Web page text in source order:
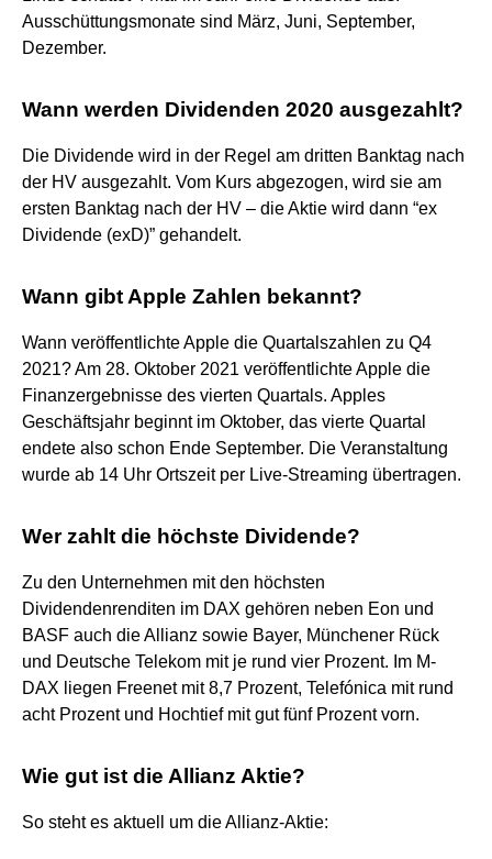
Ausschüttungsmonate sind März, Juni, September,
Dezember.
Wann werden Dividenden 2020 ausgezahlt?
Die Dividende wird in der Regel am dritten Banktag nach
der HV ausgezahlt. Vom Kurs abgezogen, wird sie am
ersten Banktag nach der HV – die Aktie wird dann “ex
Dividende (exD)” gehandelt.
Wann gibt Apple Zahlen bekannt?
Wann veröffentlichte Apple die Quartalszahlen zu Q4
2021? Am 28. Oktober 2021 veröffentlichte Apple die
Finanzergebnisse des vierten Quartals. Apples
Geschäftsjahr beginnt im Oktober, das vierte Quartal
endete also schon Ende September. Die Veranstaltung
wurde ab 14 Uhr Ortszeit per Live-Streaming übertragen.
Wer zahlt die höchste Dividende?
Zu den Unternehmen mit den höchsten
Dividendenrenditen im DAX gehören neben Eon und
BASF auch die Allianz sowie Bayer, Münchener Rück
und Deutsche Telekom mit je rund vier Prozent. Im M-
DAX liegen Freenet mit 8,7 Prozent, Telefónica mit rund
acht Prozent und Hochtief mit gut fünf Prozent vorn.
Wie gut ist die Allianz Aktie?
So steht es aktuell um die Allianz-Aktie: